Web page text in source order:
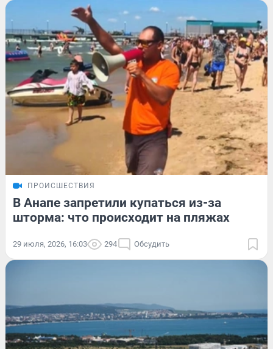
ПРОИСШЕСТВИЯ
В Анапе запретили купаться из-за
шторма: что происходит на пляжах
29 июля, 2026, 16:03 294 Обсудить